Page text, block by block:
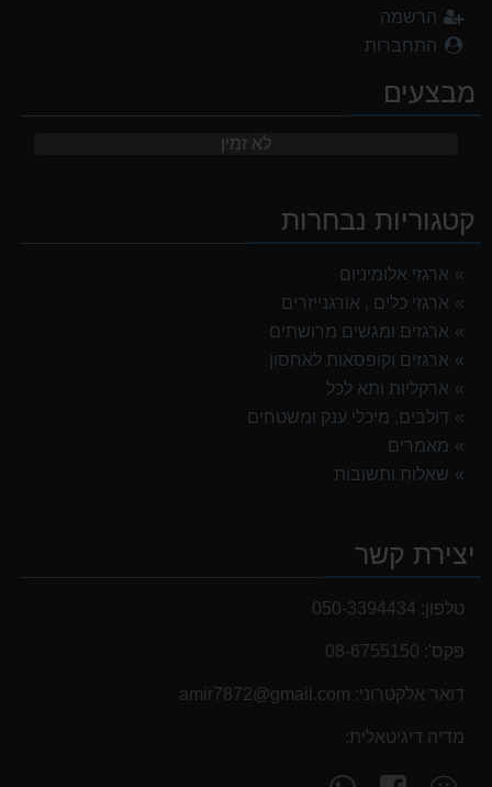
הרשמה
התחברות
מבצעים
לא זמין
קטגוריות נבחרות
ארגזי אלומיניום
ארגזי כלים , אורגנייזרים
ארגזים ומגשים מרושתים
ארגזים וקופסאות לאחסון
ארקליות ותא לכל
דולבים, מיכלי ענק ומשטחים
מאמרים
שאלות ותשובות
יצירת קשר
טלפון: 050-3394434
פקס': 08-6755150
דואר אלקטרוני: ‫amir7872@gmail.com‬
מדיה דיגיטאלית:
מצא
עקוב